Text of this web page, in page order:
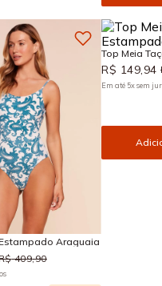
Araguaia
409,90
Top Meia
R$ 149,94
Em até 5xsem